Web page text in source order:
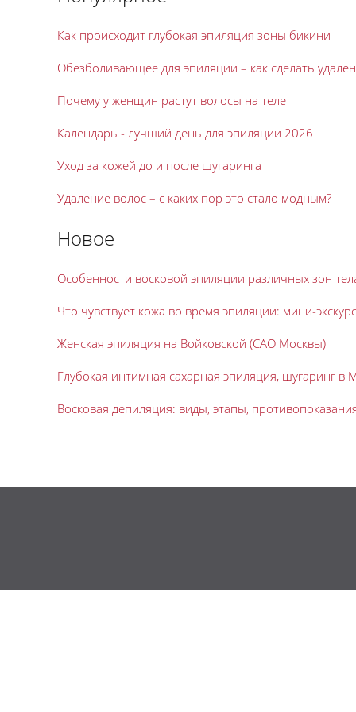
Как происходит глубокая эпиляция зоны бикини
Обезболивающее для эпиляции – как сделать
Почему у женщин растут волосы на теле
Календарь - лучший день для эпиляции 2026
Уход за кожей до и после шугаринга
Удаление волос – с каких пор это стало модным?
Новое
Особенности восковой эпиляции различных зон
Что чувствует кожа во время эпиляции: мини-
Женская эпиляция на Войковской (САО Москвы)
Глубокая интимная сахарная эпиляция, шугаринг в
Восковая депиляция: виды, этапы,